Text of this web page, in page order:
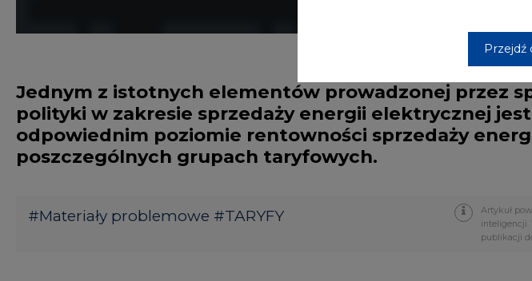
Przejdź
Jednym z istotnych elementów prowadzonej przez
polityki w zakresie sprzedaży energii elektrycznej
odpowiednim poziomie rentowności sprzedaży
poszczególnych grupach taryfowych.
publikacji